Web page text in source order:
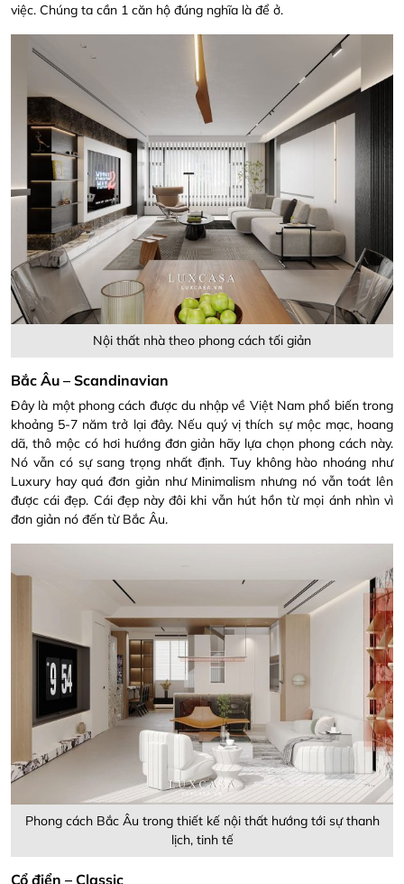
việc. Chúng ta cần 1 căn hộ đúng nghĩa là để ở.
Nội thất nhà theo phong cách tối giản
Bắc Âu – Scandinavian
Đây là một phong cách được du nhập về Việt Nam phổ biến trong
khoảng 5-7 năm trở lại đây. Nếu quý vị thích sự mộc mạc, hoang
dã, thô mộc có hơi hướng đơn giản hãy lựa chọn phong cách này.
Nó vẫn có sự sang trọng nhất định. Tuy không hào nhoáng như
Luxury hay quá đơn giản như Minimalism nhưng nó vẫn toát lên
được cái đẹp. Cái đẹp này đôi khi vẫn hút hồn từ mọi ánh nhìn vì
đơn giản nó đến từ Bắc Âu.
Phong cách Bắc Âu trong thiết kế nội thất hướng tới sự thanh
lịch, tinh tế
Cổ điển – Classic